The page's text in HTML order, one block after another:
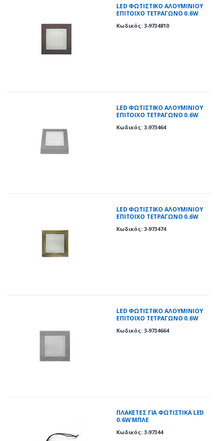
LED ΦΩΤΙΣΤΙΚΟ ΑΛΟΥΜΙΝΙΟΥ
ΕΠΙΤΟΙΧΟ TETΡΑΓΩΝΟ 0.6W
Κωδικός: 3-9734810
LED ΦΩΤΙΣΤΙΚΟ ΑΛΟΥΜΙΝΙΟΥ
ΕΠΙΤΟΙΧΟ TETΡΑΓΩΝΟ 0.6W
Κωδικός: 3-973464
LED ΦΩΤΙΣΤΙΚΟ ΑΛΟΥΜΙΝΙΟΥ
ΕΠΙΤΟΙΧΟ TETΡΑΓΩΝΟ 0.6W
Κωδικός: 3-973474
LED ΦΩΤΙΣΤΙΚΟ ΑΛΟΥΜΙΝΙΟΥ
ΕΠΙΤΟΙΧΟ TETΡΑΓΩΝΟ 0.6W
Κωδικός: 3-9734664
ΠΛΑΚΕΤΕΣ ΓΙΑ ΦΩΤΙΣΤΙΚΑ LED
0.6W ΜΠΛΕ
Κωδικός: 3-97344